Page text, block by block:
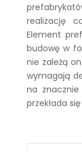
realizację
Element
budowę w
nie zależą
wymagają
na
przekłada